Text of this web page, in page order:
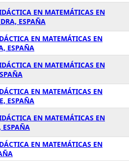
EN MATEMÁTICAS EN
ESPAÑA
EN MATEMÁTICAS EN
ESPAÑA
EN MATEMÁTICAS EN
EN MATEMÁTICAS EN
ESPAÑA
EN MATEMÁTICAS EN
EN MATEMÁTICAS EN